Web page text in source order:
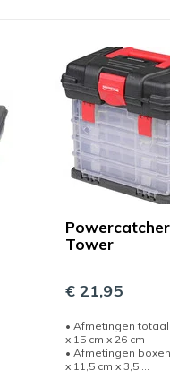
Tower
€ 21,95
• Afmetingen
x 15 cm x 26 cm
• Afmetingen
x 11,5 cm x 3,5 ...